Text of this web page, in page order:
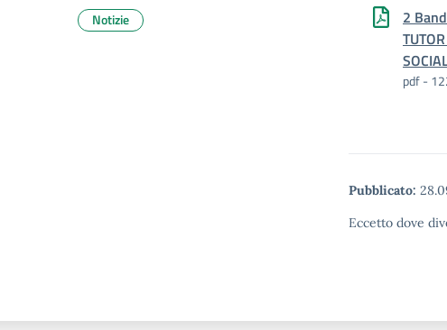
2
pdf -
Pubblicato:
Eccetto dove
Notizie